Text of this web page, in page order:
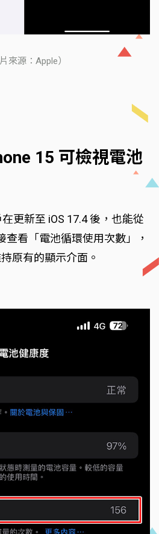
片來源：Apple）
15 可檢視電池
更新至 iOS 17.4 後，也能從
查看「電池循環使用次數」，
原有的顯示介面。